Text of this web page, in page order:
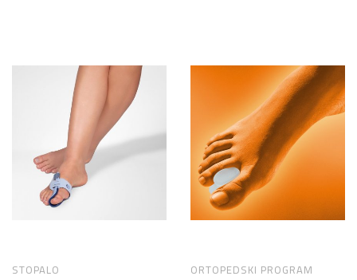
STOPALO ORTOPEDSKI PROGRAM